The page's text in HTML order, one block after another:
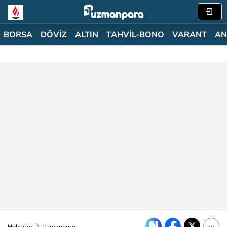
BORSA DÖVİZ ALTIN TAHVİL-BONO VARANT